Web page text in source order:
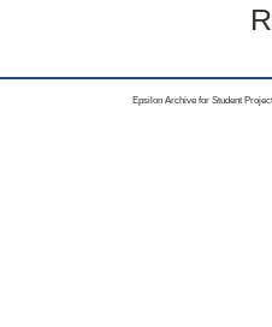
Epsilon Archive for Student